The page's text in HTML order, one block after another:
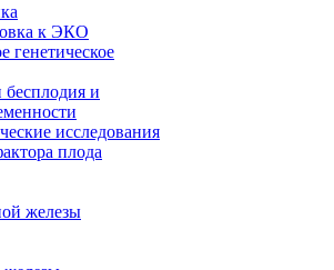
к ЭКО
генетическое
и
исследования
плода
железы